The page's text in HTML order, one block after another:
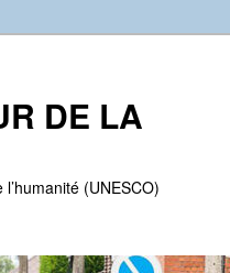
DE LA
(UNESCO)